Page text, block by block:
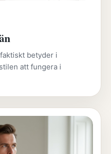
betyder i
att fungera i